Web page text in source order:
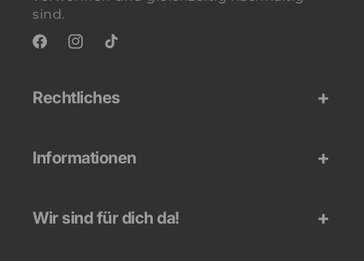
sind.
FacebookInstagram
TikTok
Rechtliches
Informationen
Wir sind für dich da!